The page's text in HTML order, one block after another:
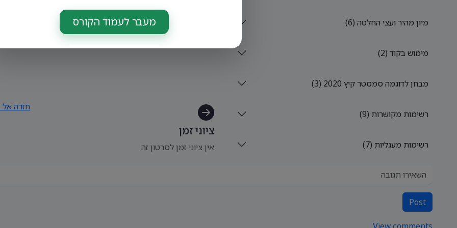
חזרה אל
ציוני זמן
אין ציוני זמן לסרטון זה
מיון מהיר ועצי החלטה (6)
מימוש בקוד (2)
מבחן לדוגמה סמסטר קיץ 2020 (3)
רשימות מקושרות (9)
רשימות מעגליות (7)
Post
מעבר לעמוד הקורס